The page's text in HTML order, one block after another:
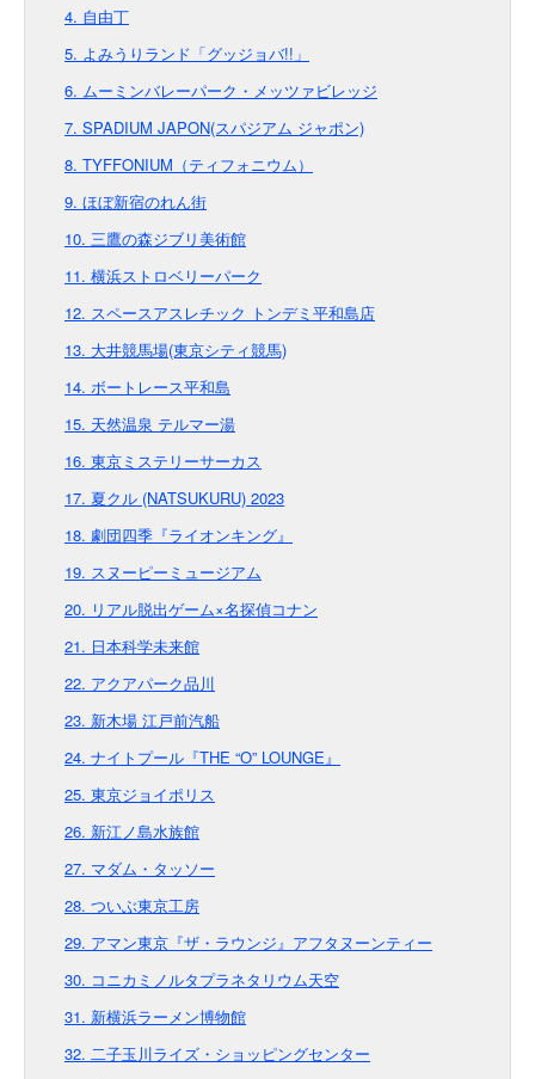
4. 自由丁
5. よみうりランド「グッジョバ!!」
6. ムーミンバレーパーク・メッツァビレッジ
7. SPADIUM JAPON(スパジアム ジャポン)
8. TYFFONIUM（ティフォニウム）
9. ほぼ新宿のれん街
10. 三鷹の森ジブリ美術館
11. 横浜ストロベリーパーク
12. スペースアスレチック トンデミ平和島店
13. 大井競馬場(東京シティ競馬)
14. ボートレース平和島
15. 天然温泉 テルマー湯
16. 東京ミステリーサーカス
17. 夏クル (NATSUKURU) 2023
18. 劇団四季『ライオンキング』
19. スヌーピーミュージアム
20. リアル脱出ゲーム×名探偵コナン
21. 日本科学未来館
22. アクアパーク品川
23. 新木場 江戸前汽船
24. ナイトプール『THE “O” LOUNGE』
25. 東京ジョイポリス
26. 新江ノ島水族館
27. マダム・タッソー
28. ついぶ東京工房
29. アマン東京『ザ・ラウンジ』アフタヌーンティー
30. コニカミノルタプラネタリウム天空
31. 新横浜ラーメン博物館
32. 二子玉川ライズ・ショッピングセンター